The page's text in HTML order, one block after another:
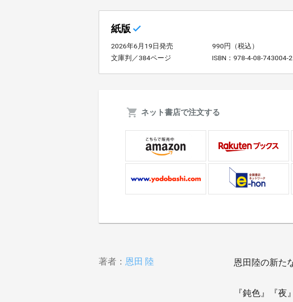
紙版
2026年6月19日発売
990円（税込）
文庫判／384ページ
ISBN：978-4-08-743004-2
ネット書店で注文する
著者： 恩田 陸 恩田陸の新た
『鈍色』『夜